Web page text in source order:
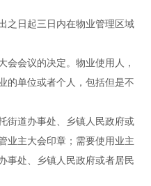
日起三日内在物业管理区域
会议的决定。物业使用人，
的单位或者个人，包括但是不
道办事处、乡镇人民政府或
业主大会印章；需要使用业主
事处、乡镇人民政府或者居民